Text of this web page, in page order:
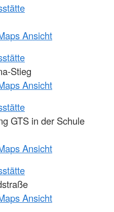
Ansicht
Stieg
Ansicht
GTS in der Schule
Ansicht
Ansicht